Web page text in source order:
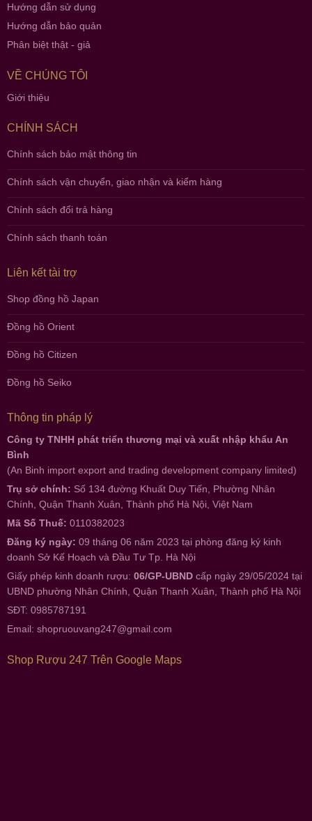
Hướng dẫn sử dụng
Hướng dẫn bảo quản
Phân biệt thật - giả
VỀ CHÚNG TÔI
Giới thiệu
CHÍNH SÁCH
Chính sách bảo mật thông tin
Chính sách vận chuyển, giao nhận và kiểm hàng
Chính sách đổi trả hàng
Chính sách thanh toán
Liên kết tài trợ
Shop đồng hồ Japan
Đồng hồ Orient
Đồng hồ Citizen
Đồng hồ Seiko
Thông tin pháp lý
Công ty TNHH phát triển thương mại và xuất nhập khẩu An
Bình
(An Binh import export and trading development company limited)
Trụ sở chính: Số 134 đường Khuất Duy Tiến, Phường Nhân
Chính, Quận Thanh Xuân, Thành phố Hà Nội, Việt Nam
Mã Số Thuế: 0110382023
Đăng ký ngày: 09 tháng 06 năm 2023 tại phòng đăng ký kinh
doanh Sở Kế Hoạch và Đầu Tư Tp. Hà Nội
Giấy phép kinh doanh rượu: 06/GP-UBND cấp ngày 29/05/2024 tại
UBND phường Nhân Chính, Quận Thanh Xuân, Thành phố Hà Nội
SĐT: 0985787191
Email: shopruouvang247@gmail.com
Shop Rượu 247 Trên Google Maps